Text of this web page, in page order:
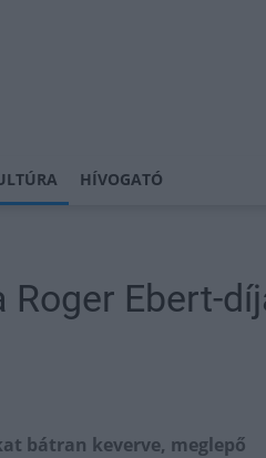
HÍVOGATÓ
Ebert-
bátran keverve, meglepő